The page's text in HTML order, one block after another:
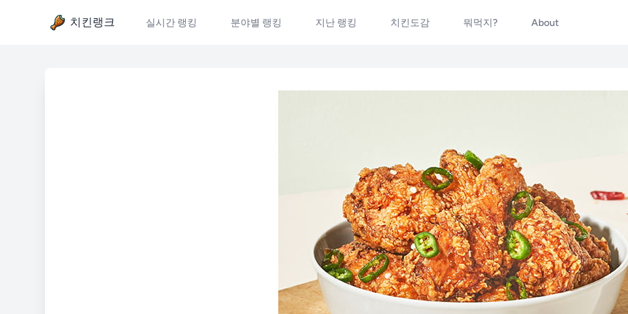
치킨랭크 실시간 랭킹 분야별 랭킹 지난 랭킹 치킨도감 뭐먹지? About